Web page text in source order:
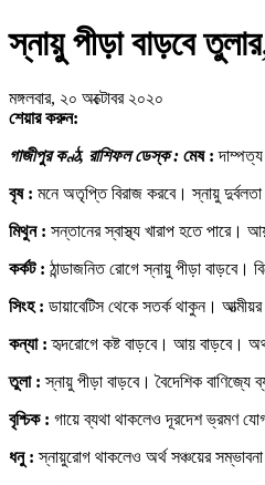
স্নায়ু পীড়া বাড়বে
মঙ্গলবার, ২০ অক্টোবর ২০২০
শেয়ার করুন:
গাজীপুর কণ্ঠ, রাশিফল ডেস্ক : মেষ : দাম্পত্য
বৃষ : মনে অতৃপ্তি বিরাজ করবে। স্নায়ু
মিথুন : সন্তানের স্বাস্থ্য খারাপ হতে পারে।
কর্কট : ঠান্ডাজনিত রোগে স্নায়ু পীড়া
সিংহ : ডায়াবেটিস থেকে সতর্ক থাকুন।
কন্যা : হৃদরোগে কষ্ট বাড়বে। আয় বাড়বে।
তুলা : স্নায়ু পীড়া বাড়বে। বৈদেশিক বাণিজ্যে
বৃশ্চিক : গায়ে ব্যথা থাকলেও দূরদেশ ভ্রমণ
ধনু : স্নায়ুরোগ থাকলেও অর্থ সঞ্চয়ের